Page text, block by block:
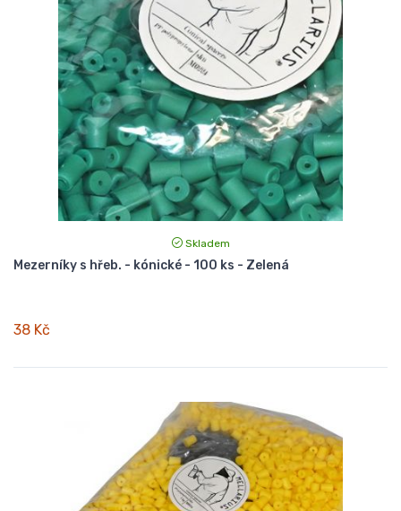
Skladem
Mezerníky s hřeb. - kónické - 100 ks - Zelená
38 Kč